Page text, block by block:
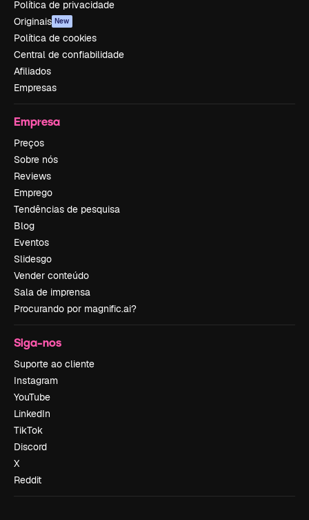
Política de privacidade
Originais New
Política de cookies
Central de confiabilidade
Afiliados
Empresas
Empresa
Preços
Sobre nós
Reviews
Emprego
Tendências de pesquisa
Blog
Eventos
Slidesgo
Vender conteúdo
Sala de imprensa
Procurando por magnific.ai?
Siga-nos
Suporte ao cliente
Instagram
YouTube
LinkedIn
TikTok
Discord
X
Reddit